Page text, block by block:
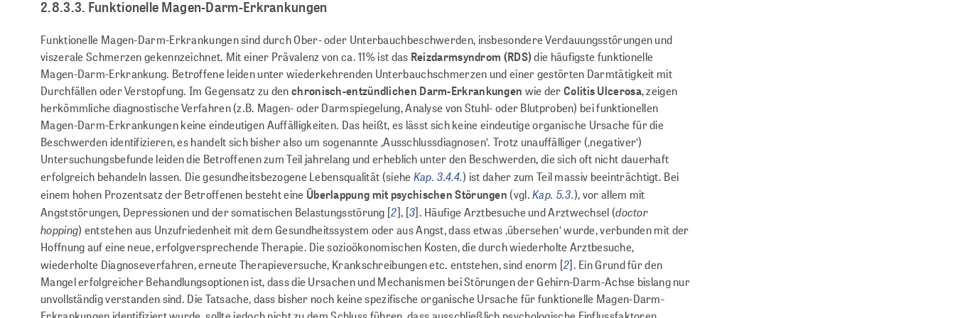
2.8.3.3. Funktionelle Magen-Darm-Erkrankungen
Funktionelle Magen-Darm-Erkrankungen sind durch Ober- oder Unterbauchbeschwerden, insbesondere Verdauungsstörungen und
viszerale Schmerzen gekennzeichnet. Mit einer Prävalenz von ca. 11% ist das Reizdarmsyndrom (RDS)die häufigste funktionelle
Magen-Darm-Erkrankung. Betroffene leiden unter wiederkehrenden Unterbauchschmerzen und einer gestörten Darmtätigkeit mit
Durchfällen oder Verstopfung. Im Gegensatz zu denchronisch-entzündlichen Darm-Erkrankungen wie derColitis Ulcerosa, zeigen
herkömmliche diagnostische Verfahren (z.B. Magen- oder Darmspiegelung, Analyse von Stuhl- oder Blutproben) bei funktionellen
Magen-Darm-Erkrankungen keine eindeutigen Auffälligkeiten. Das heißt, es lässt sich keine eindeutige organische Ursache für die
Beschwerden identifizieren, es handelt sich bisher also um sogenannte ‚Ausschlussdiagnosen‘. Trotz unauffälliger (‚negativer‘)
Untersuchungsbefunde leiden die Betroffenen zum Teil jahrelang und erheblich unter den Beschwerden, die sich oft nicht dauerhaft
erfolgreich behandeln lassen. Die gesundheitsbezogene Lebensqualität (sieheKap. 3.4.4.) ist daher zum Teil massiv beeinträchtigt. Bei
einem hohen Prozentsatz der Betroffenen besteht eine Überlappung mit psychischen Störungen(vgl.Kap. 5.3.), vor allem mit
Angststörungen, Depressionen und der somatischen Belastungsstörung [2], [3]. Häufige Arztbesuche und Arztwechsel (doctor
hopping) entstehen aus Unzufriedenheit mit dem Gesundheitssystem oder aus Angst, dass etwas ‚übersehen‘ wurde, verbunden mit der
Hoffnung auf eine neue, erfolgversprechende Therapie. Die sozioökonomischen Kosten, die durch wiederholte Arztbesuche,
wiederholte Diagnoseverfahren, erneute Therapieversuche, Krankschreibungen etc. entstehen, sind enorm [2]. Ein Grund für den
Mangel erfolgreicher Behandlungsoptionen ist, dass die Ursachen und Mechanismen bei Störungen der Gehirn-Darm-Achse bislang nur
unvollständig verstanden sind. Die Tatsache, dass bisher noch keine spezifische organische Ursache für funktionelle Magen-Darm-